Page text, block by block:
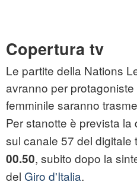
Copertura tv
Le partite della Nations
avranno per protagoniste
femminile saranno
Per stanotte è prevista la
sul canale 57 del digitale
00.50, subito dopo la
del Giro d'Italia.